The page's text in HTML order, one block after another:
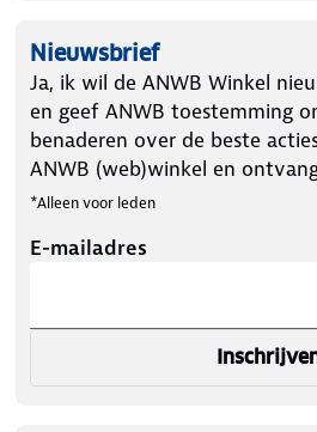
Nieuwsbrief
Ja, ik wil de ANWB Winkel
en geef ANWB toestemming
benaderen over de beste
ANWB (web)winkel en
*Alleen voor leden
E-mailadres